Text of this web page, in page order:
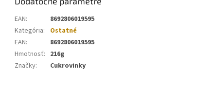
EAN:
8692806019595
Kategória:
Ostatné
EAN:
8692806019595
Hmotnosť: 216g
Značky: Cukrovinky